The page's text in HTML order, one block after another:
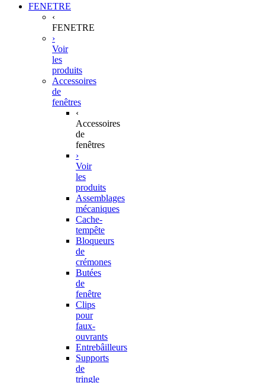
FENETRE
‹
FENETRE
›
Voir
les
produits
Accessoires
de
fenêtres
‹
Accessoires
de
fenêtres
›
Voir
les
produits
Assemblages
mécaniques
Cache-
tempête
Bloqueurs
de
crémones
Butées
de
fenêtre
Clips
pour
faux-
ouvrants
Entrebâilleurs
Supports
de
tringle